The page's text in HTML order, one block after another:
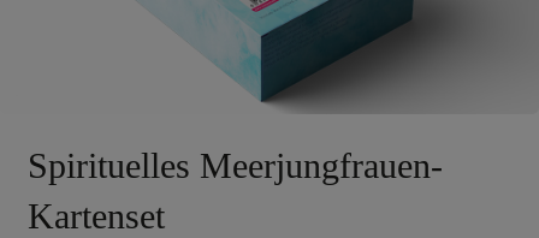
Spirituelles Meerjungfrauen-
Kartenset